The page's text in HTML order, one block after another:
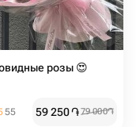
Пионовидные розы 😍
55 59 250֏79 000֏